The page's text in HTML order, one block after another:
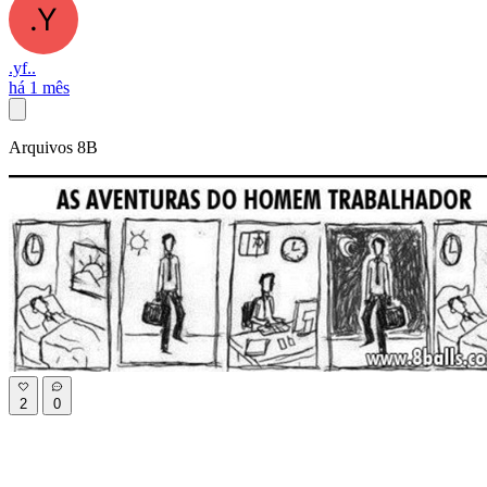
.yf..
há 1 mês
Arquivos 8B
2 0